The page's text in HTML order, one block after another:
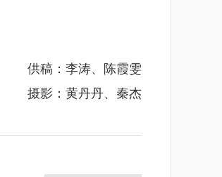
供稿：李涛、陈霞雯
摄影：黄丹丹、秦杰